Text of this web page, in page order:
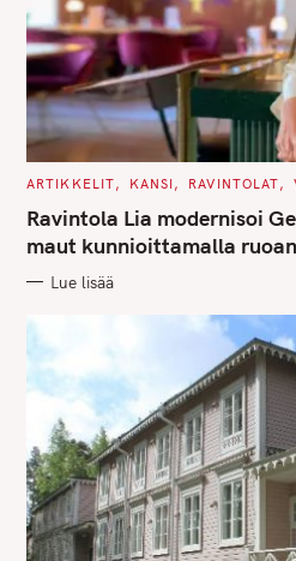
C
T
E
G
O
I
ARTIKKELIT KANSI RAVINTOLAT
Ravintola Lia modernisoi
maut kunnioittamalla
Lue lisää